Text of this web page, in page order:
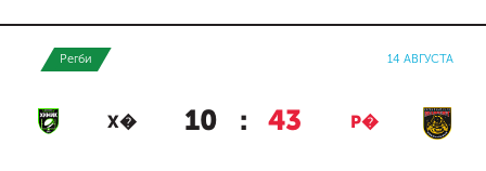
Регби 14 АВГУСТА
Х� 10 : 43 Р�